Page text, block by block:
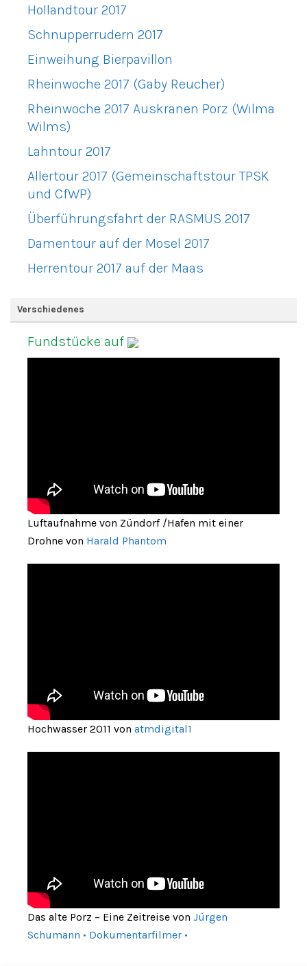
Hollandtour 2017
Schnupperrudern 2017
Einweihung Bierpavillon
Rheinwoche 2017 (Gaby Reucher)
Rheinwoche 2017 Auskranen Porz (Wilma
Wilms)
Lahntour 2017
Allertour 2017 (Gemeinschaftstour TPSK
und CfWP)
Überführungsfahrt der RASMUS 2017
Damentour auf der Mosel 2017
Herrentour 2017 auf der Maas
Verschiedenes
Fundstücke auf
Luftaufnahme von Zündorf /Hafen mit einer
Drohne von Harald Phantom
Hochwasser 2011 von atmdigital1
Das alte Porz – Eine Zeitreise von Jürgen
Schumann • Dokumentarfilmer •